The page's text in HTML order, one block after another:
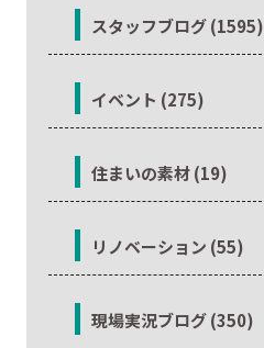
スタッフブログ (1595)
イベント (275)
住まいの素材 (19)
リノベーション (55)
現場実況ブログ (350)